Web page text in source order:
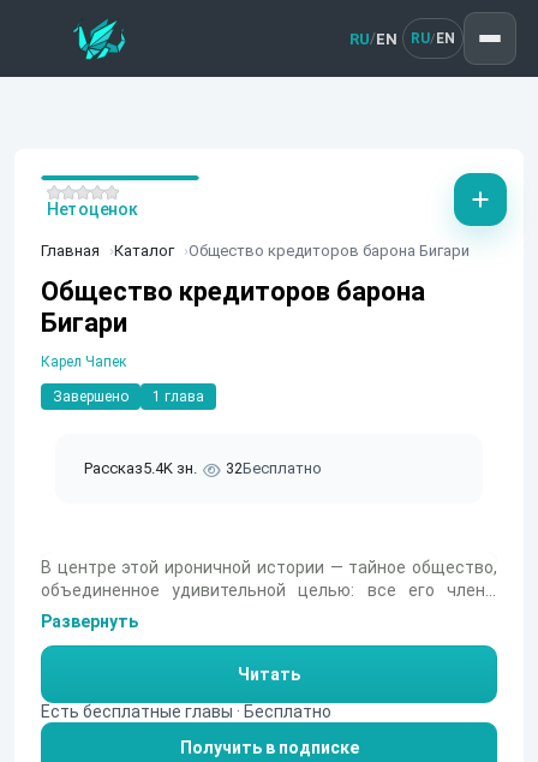
RU/EN RU/ EN
Главная Каталог Общество кредиторов барона Бигари
Общество кредиторов барона
Бигари
Карел Чапек
Завершено 1 глава
Рассказ5.4K зн. 32Бесплатно
Нет оценок
В центре этой ироничной истории — тайное общество,
объединенное удивительной целью: все его члены
когда-то одолжили деньги блистательному барону
Бигари. После смерти очередного «кредитора», старого
Поллитцера, рассказчик приоткрывает завесу над этим
странным братством. Читатель узнает о загадочном
аристократе, чья сказочная жизнь и невероятные
траты на роскошь оставили после себя лишь долговую
книгу. Что же связывает этих людей — благородство
Развернуть
Читать
Есть бесплатные главы · Бесплатно
Получить в подписке